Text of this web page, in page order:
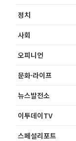
정치
사회
오피니언
문화·라이프
뉴스발전소
이투데이TV
스페셜리포트